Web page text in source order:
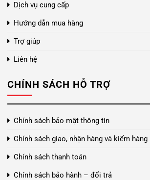
Dịch vụ cung cấp
Hướng dẫn mua hàng
Trợ giúp
Liên hệ
CHÍNH SÁCH HỖ TRỢ
Chính sách bảo mật thông tin
Chính sách giao, nhận hàng và kiểm hàng
Chính sách thanh toán
Chính sách bảo hành – đổi trả